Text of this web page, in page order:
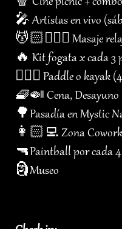
🎤 Artistas en vivo
💆🏻💆🏻‍♀️ Masaje
🔥 Kit fogata x cada 3
🏄🏻‍♂️ Paddle o kayak
🧇🍛 Cena, Desayuno
🌳Pasadía en Mystic
👩🏻‍💻 Zona
🔫Paintball por cada 4
🗿Museo